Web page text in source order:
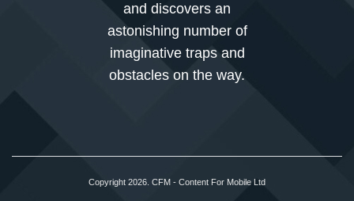
and discovers an
astonishing number of
imaginative traps and
obstacles on the way.
Copyright 2026. CFM - Content For Mobile Ltd